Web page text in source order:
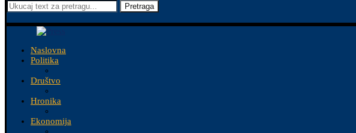
Pretraga
Naslovna
Politika
Društvo
Hronika
Ekonomija